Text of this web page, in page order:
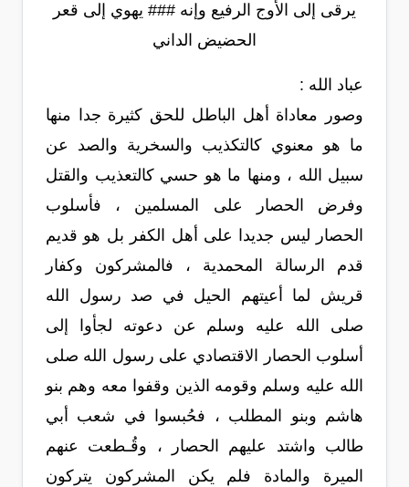
يرقى إلى الأوج الرفيع وإنه ### يهوي إلى قعر
الحضيض الداني
عباد الله :
وصور معاداة أهل الباطل للحق كثيرة جدا منها
ما هو معنوي كالتكذيب والسخرية والصد عن
سبيل الله ، ومنها ما هو حسي كالتعذيب والقتل
وفرض الحصار على المسلمين ، فأسلوب
الحصار ليس جديدا على أهل الكفر بل هو قديم
قدم الرسالة المحمدية ، فالمشركون وكفار
قريش لما أعيتهم الحيل في صد رسول الله
صلى الله عليه وسلم عن دعوته لجأوا إلى
أسلوب الحصار الاقتصادي على رسول الله صلى
الله عليه وسلم وقومه الذين وقفوا معه وهم بنو
هاشم وبنو المطلب ، فحُبسوا في شعب أبي
طالب واشتد عليهم الحصار ، وقُـطعت عنهم
الميرة والمادة فلم يكن المشركون يتركون